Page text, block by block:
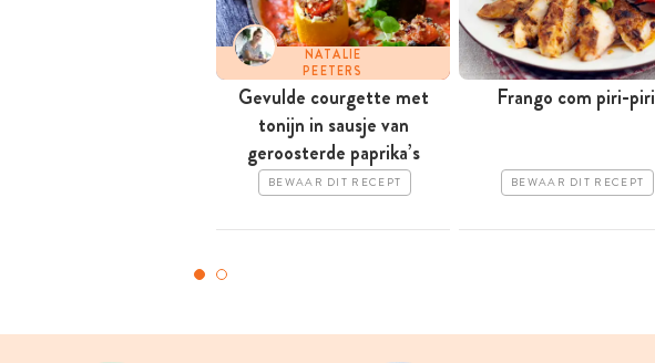
NATALIE
PEETERS
Gevulde courgette met
tonijn in sausje van
geroosterde paprika’s
BEWAAR DIT RECEPT
Frango com piri-piri
BEWAAR DIT RECEPT